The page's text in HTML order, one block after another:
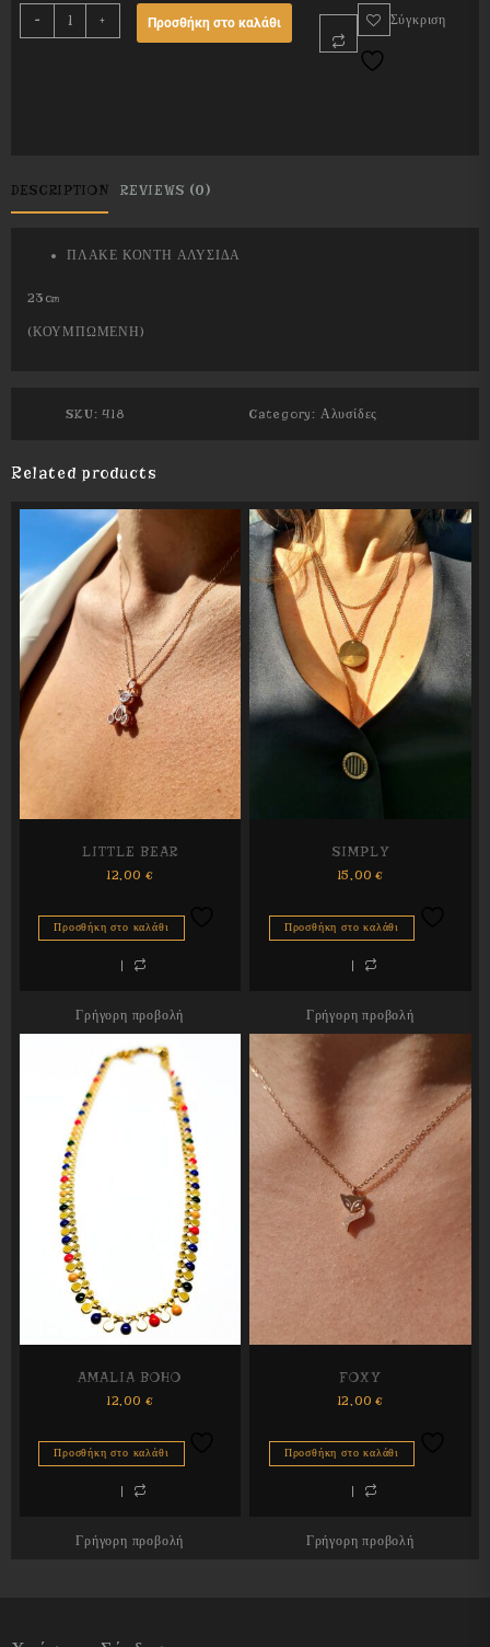
-
SILVER
quantity
+ Προσθήκη στο καλάθι Σύγκριση
DESCRIPTION REVIEWS (0)
ΠΛΑΚΕ ΚΟΝΤΗ ΑΛΥΣΙΔΑ
23cm
(ΚΟΥΜΠΩΜΕΝΗ)
SKU:418 Category: Αλυσίδες
Related products
LITTLE BEAR
12,00 €
Προσθήκη στο καλάθι
Γρήγορη προβολή
SIMPLY
15,00€
Προσθήκη στο καλάθι
Γρήγορη προβολή
AMALIA BOHO
12,00 €
Προσθήκη στο καλάθι
Γρήγορη προβολή
FOXY
12,00€
Προσθήκη στο καλάθι
Γρήγορη προβολή